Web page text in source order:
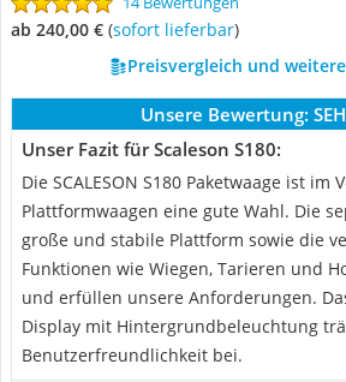
ab 240,00 € ( Sofort lieferbar)
Preisvergleich und
Unsere Bewertung:
Unser Fazit für Scaleson S180:
Die SCALESON S180 Paketwaage ist im
Plattformwaagen eine gute Wahl. Die
große und stabile Plattform sowie die
Funktionen wie Wiegen, Tarieren und
und erfüllen unsere Anforderungen.
Display mit Hintergrundbeleuchtung
Benutzerfreundlichkeit bei.